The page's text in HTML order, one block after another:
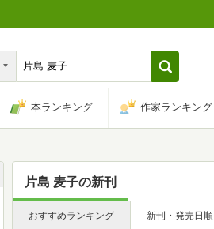
本ランキング 作家ランキング
片島 麦子の新刊
おすすめランキング 新刊・発売日順